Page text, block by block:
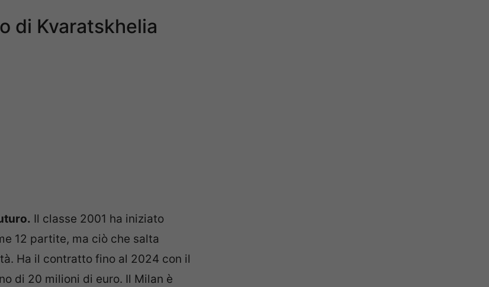
di Kvaratskhelia
Il classe 2001 ha iniziato
12 partite, ma ciò che salta
Ha il contratto fino al 2024 con il
di 20 milioni di euro. Il Milan è